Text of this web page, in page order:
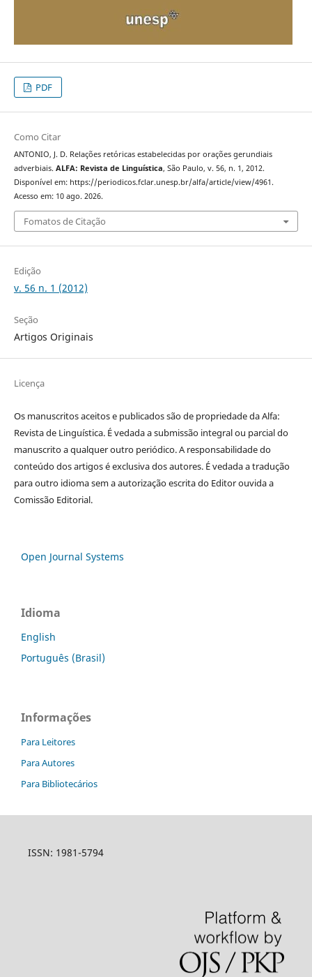
PDF
Como Citar
ANTONIO, J. D. Relações retóricas estabelecidas por orações gerundiais
adverbiais. ALFA: Revista de Linguística, São Paulo, v. 56, n. 1, 2012.
Disponível em: https://periodicos.fclar.unesp.br/alfa/article/view/4961.
Acesso em: 10 ago. 2026.
Fomatos de Citação
Edição
v. 56 n. 1 (2012)
Seção
Artigos Originais
Licença
Os manuscritos aceitos e publicados são de propriedade da Alfa:
Revista de Linguística. É vedada a submissão integral ou parcial do
manuscrito a qualquer outro periódico. A responsabilidade do
conteúdo dos artigos é exclusiva dos autores. É vedada a tradução
para outro idioma sem a autorização escrita do Editor ouvida a
Comissão Editorial.
Open Journal Systems
Idioma
English
Português (Brasil)
Informações
Para Leitores
Para Autores
Para Bibliotecários
ISSN: 1981-5794